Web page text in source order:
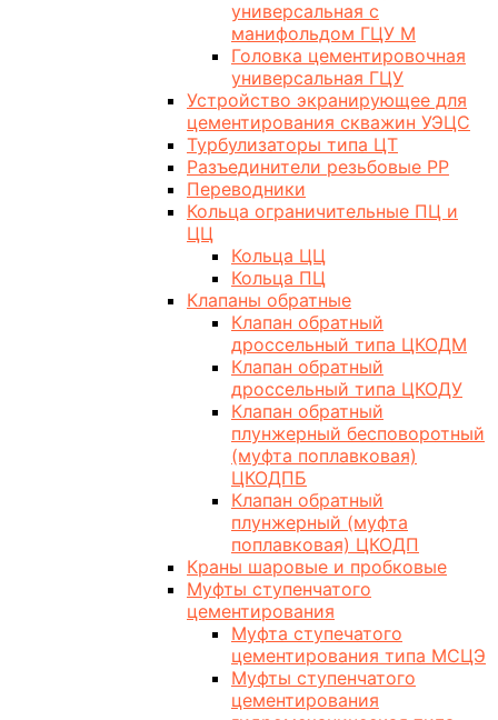
универсальная с
манифольдом ГЦУ М
Головка цементировочная
универсальная ГЦУ
Устройство экранирующее для
цементирования скважин УЭЦС
Турбулизаторы типа ЦТ
Разъединители резьбовые РР
Переводники
Кольца ограничительные ПЦ и
ЦЦ
Кольца ЦЦ
Кольца ПЦ
Клапаны обратные
Клапан обратный
дроссельный типа ЦКОДМ
Клапан обратный
дроссельный типа ЦКОДУ
Клапан обратный
плунжерный бесповоротный
(муфта поплавковая)
ЦКОДПБ
Клапан обратный
плунжерный (муфта
поплавковая) ЦКОДП
Краны шаровые и пробковые
Муфты ступенчатого
цементирования
Муфта ступечатого
цементирования типа МСЦЭ
Муфты ступенчатого
цементирования